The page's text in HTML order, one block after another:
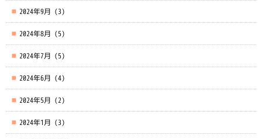
2024年9月 (3)
2024年8月 (5)
2024年7月 (5)
2024年6月 (4)
2024年5月 (2)
2024年1月 (3)